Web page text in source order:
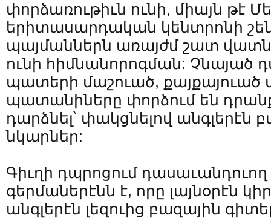
փորձառութիւն ունի, միայն թէ
երիտասարդական կենտրոնի
պայմաններն առայժմ շատ վատն
ունի հիմնանորոգման: Չնայած
պատերի մաշուած, քայքայուած
պատանիները փորձում են
դարձնել՝ փակցնելով անգլերէն
նկարներ:
Գիւղի դպրոցում դասաւանդուող
գերմաներէնն է, որը լայնօրէն
անգլերէն լեզուից բազային